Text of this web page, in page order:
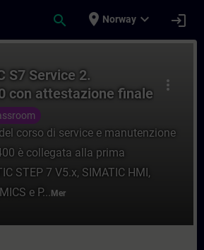
search place Norway expand_more login
more_vert
S7 Service 2.
con attestazione finale
corso di service e manutenzione
è collegata alla prima
STEP 7 V5.x, SIMATIC HMI,
e P... Mer